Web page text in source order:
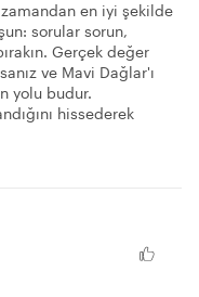
en iyi şekilde
sorular sorun,
Gerçek değer
ve Mavi Dağlar'ı
yolu budur.
hissederek